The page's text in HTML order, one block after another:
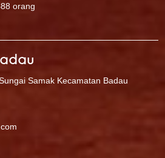
orang
Samak Kecamatan Badau